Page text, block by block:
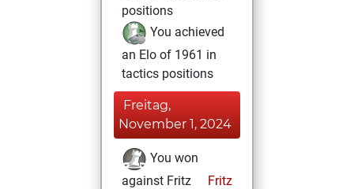
positions
You achieved
an Elo of 1961 in
tactics positions
Freitag,
November 1, 2024
You won
against Fritz
Fritz